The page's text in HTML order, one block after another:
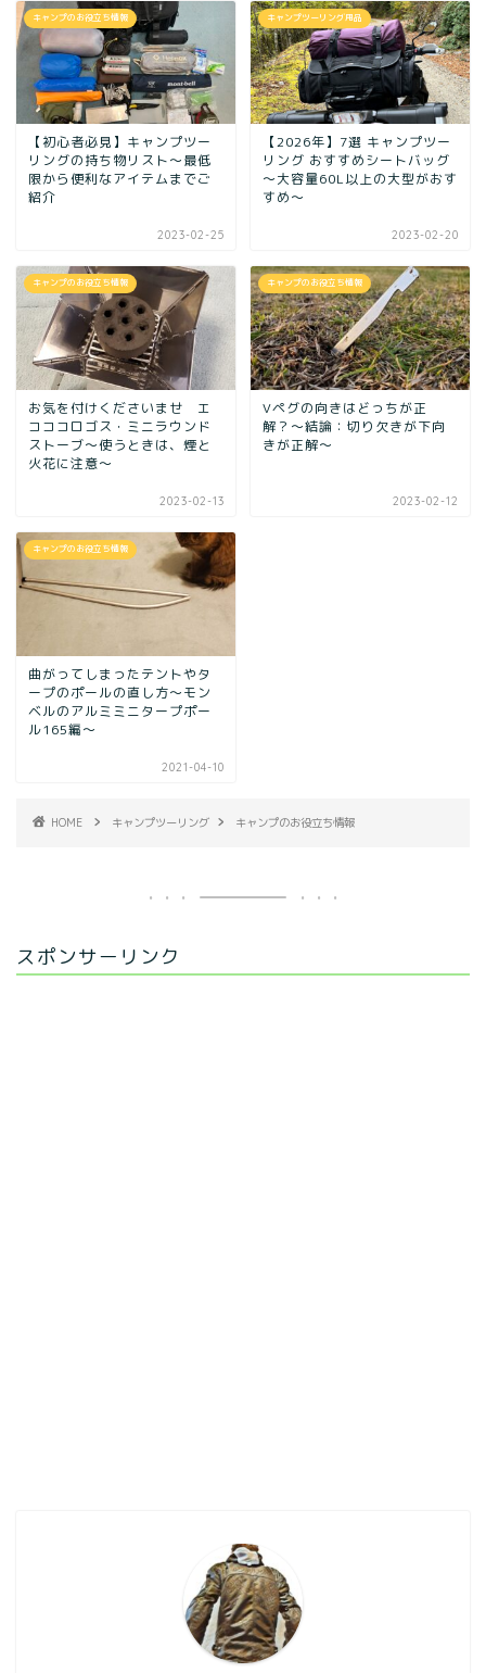
キャンプのお役立ち情報
【初心者必見】キャンプツー
リングの持ち物リスト〜最低
限から便利なアイテムまでご
紹介
2023-02-25
キャンプツーリング用品
【2026年】7選 キャンプツー
リング おすすめシートバッグ
〜大容量60L以上の大型がおす
すめ〜
2023-02-20
キャンプのお役立ち情報
お気を付けくださいませ エ
コココロゴス・ミニラウンド
ストーブ〜使うときは、煙と
火花に注意～
2023-02-13
キャンプのお役立ち情報
Vペグの向きはどっちが正
解？〜結論：切り欠きが下向
きが正解〜
2023-02-12
キャンプのお役立ち情報
曲がってしまったテントやタ
ープのポールの直し方～モン
ベルのアルミミニタープポー
ル165編～
2021-04-10
HOME キャンプツーリング キャンプのお役立ち情報
スポンサーリンク